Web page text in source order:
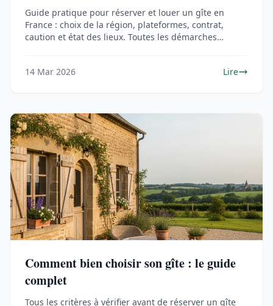
Guide pratique pour réserver et louer un gîte en
France : choix de la région, plateformes, contrat,
caution et état des lieux. Toutes les démarches
14 Mar 2026
Lire
Comment bien choisir son gîte : le guide
complet
Tous les critères à vérifier avant de réserver un gîte